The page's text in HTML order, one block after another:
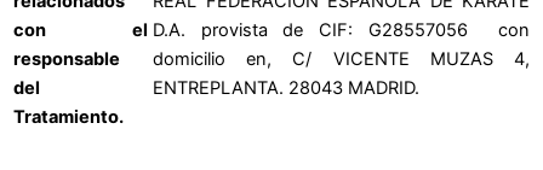
con el
responsable
del
Tratamiento.
D.A. provista de CIF: G28557056 con
domicilio en, C/ VICENTE MUZAS 4,
ENTREPLANTA. 28043 MADRID.